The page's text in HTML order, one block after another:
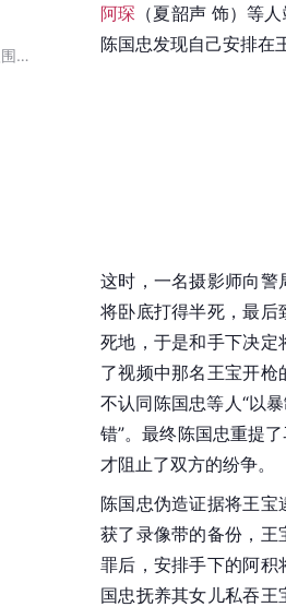
第12届香港电影入围最佳电影
阿琛 （夏韶声 饰）等人
陈国忠发现自己安排在
这时，一名摄影师向
将卧底打得半死，最后
死地，于是和手下决定
了视频中那名王宝开
不认同陈国忠等人“以
错”。最终陈国忠重提
才阻止了双方的纷争。
陈国忠伪造证据将王
获了录像带的备份，
罪后，安排手下的阿积
国忠抚养其女儿私吞王